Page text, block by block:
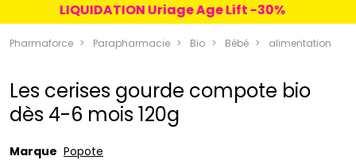
un produit
une marque
LIQUIDATION Uriage Age Lift -30%
Pharmaforce Parapharmacie Bio Bébé alimentation
Les cerises gourde compote bio
dès 4-6 mois 120g
Marque Popote